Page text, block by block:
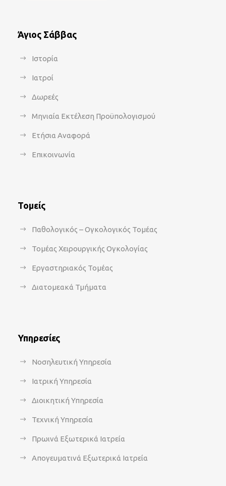
Άγιος Σάββας
Ιστορία
Ιατροί
Δωρεές
Μηνιαία Εκτέλεση Προϋπολογισμού
Ετήσια Αναφορά
Επικοινωνία
Τομείς
Παθολογικός – Ογκολογικός Τομέας
Τομέας Χειρουργικής Ογκολογίας
Εργαστηριακός Τομέας
Διατομεακά Τμήματα
Υπηρεσίες
Νοσηλευτική Υπηρεσία
Ιατρική Υπηρεσία
Διοικητική Υπηρεσία
Τεχνική Υπηρεσία
Πρωινά Εξωτερικά Ιατρεία
Απογευματινά Εξωτερικά Ιατρεία